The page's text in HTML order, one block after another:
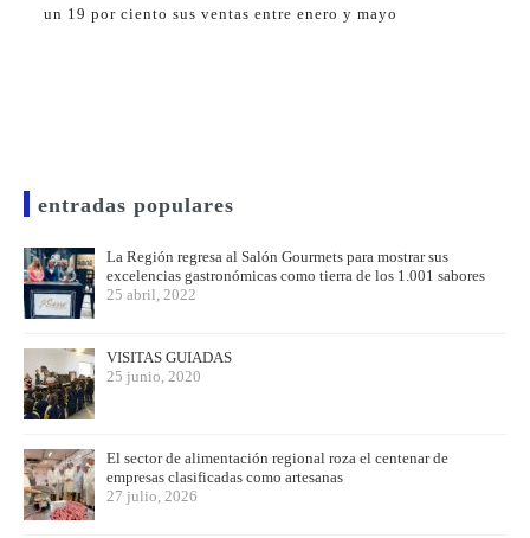
un 19 por ciento sus ventas entre enero y mayo
entradas populares
La Región regresa al Salón Gourmets para mostrar sus
excelencias gastronómicas como tierra de los 1.001 sabores
25 abril, 2022
VISITAS GUIADAS
25 junio, 2020
El sector de alimentación regional roza el centenar de
empresas clasificadas como artesanas
27 julio, 2026